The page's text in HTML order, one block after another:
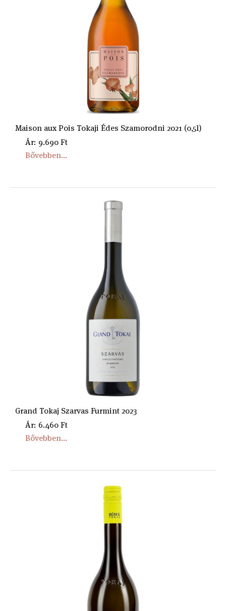
Maison aux Pois Tokaji Édes Szamorodni 2021 (0,5l)
Ár: 9.690 Ft
Bővebben...
Grand Tokaj Szarvas Furmint 2023
Ár: 6.460 Ft
Bővebben...